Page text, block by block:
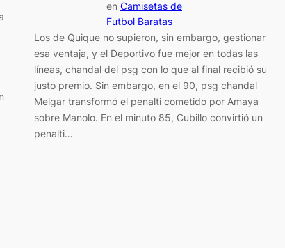
en Camisetas de
Futbol Baratas
Los de Quique no supieron, sin embargo, gestionar
esa ventaja, y el Deportivo fue mejor en todas las
líneas, chandal del psg con lo que al final recibió su
justo premio. Sin embargo, en el 90, psg chandal
Melgar transformó el penalti cometido por Amaya
sobre Manolo. En el minuto 85, Cubillo convirtió un
penalti…